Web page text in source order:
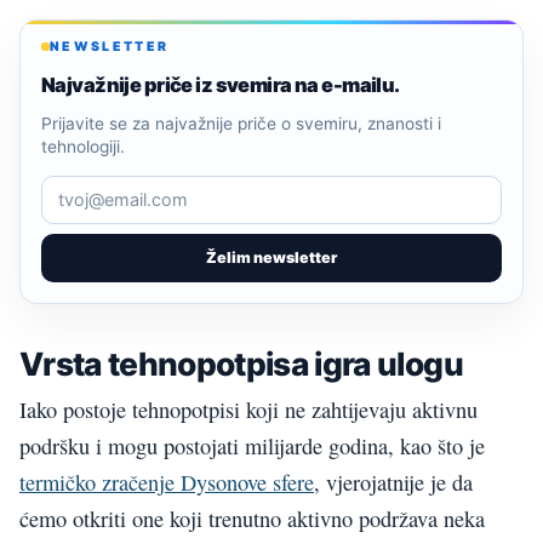
NEWSLETTER
Najvažnije priče iz svemira na e-mailu.
Želim newsletter
Prijavite se za najvažnije priče o svemiru, znanosti i
tehnologiji.
Vrsta tehnopotpisa igra ulogu
Iako postoje tehnopotpisi koji ne zahtijevaju aktivnu
podršku i mogu postojati milijarde godina, kao što je
termičko zračenje Dysonove sfere, vjerojatnije je da
ćemo otkriti one koji trenutno aktivno podržava neka